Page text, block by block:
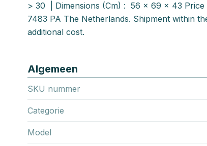
> 30 | Dimensions (Cm) : 56 x 69 x 43 Price
7483 PA The Netherlands. Shipment within
additional cost.
Algemeen
SKU nummer
Categorie
Model